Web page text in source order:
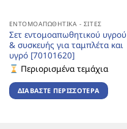
ΕΝΤΟΜΟΑΠΩΘΗΤΙΚΆ - ΣΊΤΕΣ
Σετ εντομοαπωθητικού υγρού
& συσκευής για ταμπλέτα και
υγρό [70101620]
Περιορισμένα τεμάχια
ΔΙΑΒΆΣΤΕ ΠΕΡΙΣΣΌΤΕΡΑ